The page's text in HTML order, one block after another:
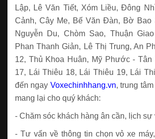
Lập, Lê Văn Tiết, Xóm Liều, Đông
Cảnh, Cây Me, Bế Văn Đàn, Bờ Bao
Nguyễn Du, Chòm Sao, Thuận
Phan Thanh Giản, Lê Thị Trung, An
12, Thủ Khoa Huân, Mỹ Phước - Tân
17, Lái Thiêu 18, Lái Thiêu 19, Lái
đến ngay Voxechinhhang.vn, trung
mang lại cho quý khách:
- Chăm sóc khách hàng ân cần, lịch sự
- Tư vấn về thông tin chọn vỏ xe